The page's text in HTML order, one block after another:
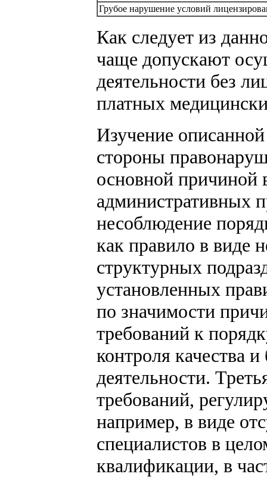
Грубое нарушение условий
Как следует из
чаще допускают
деятельности без
платных
Изучение
стороны
основной причиной
административных
несоблюдение
как правило в виде
структурных
установленных
по значимости
требований к
контроля качества
деятельности.
требований,
например, в виде
специалистов в
квалификации, в